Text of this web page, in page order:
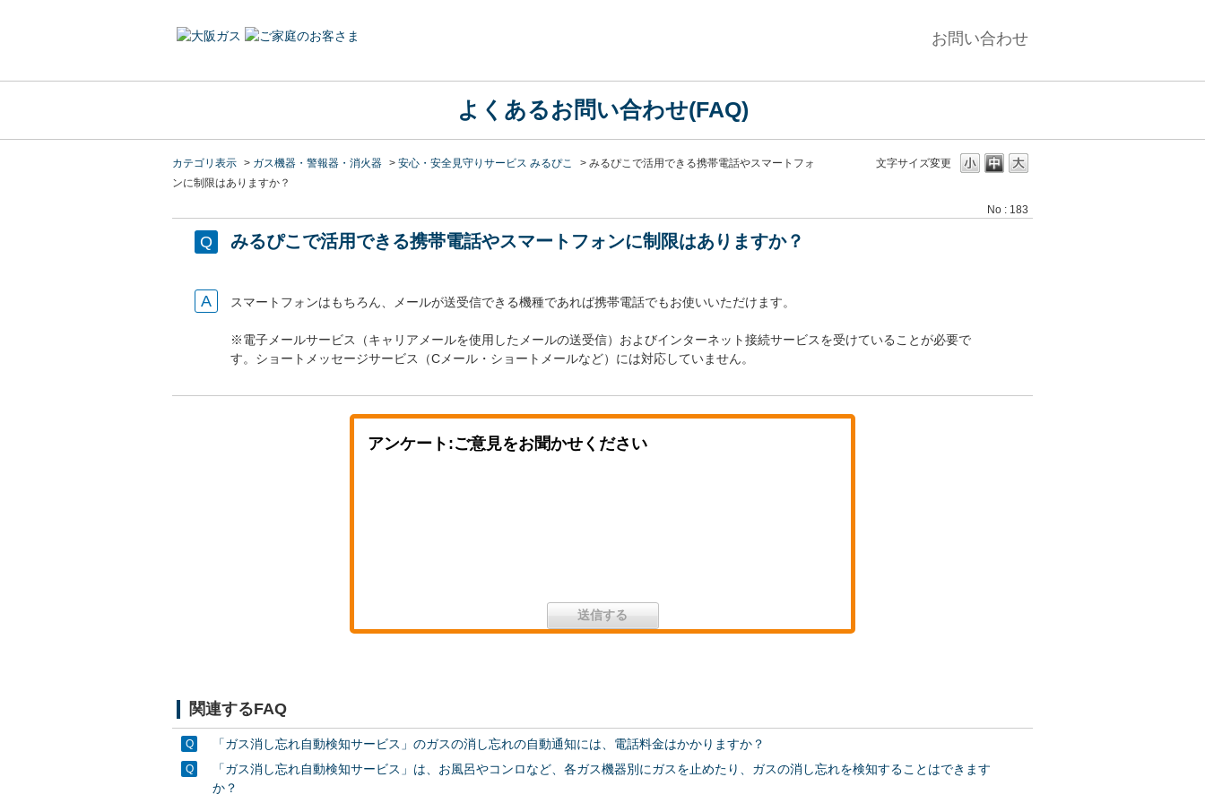
お問い合わせ
よくあるお問い合わせ(FAQ)
文字サイズ変更
カテゴリ表示 > ガス機器・警報器・消火器 > 安心・安全見守りサービス みるぴこ > みるぴこで活用できる携帯電話やスマートフォ
ンに制限はありますか？
No : 183
みるぴこで活用できる携帯電話やスマートフォンに制限はありますか？
スマートフォンはもちろん、メールが送受信できる機種であれば携帯電話でもお使いいただけます。
※電子メールサービス（キャリアメールを使用したメールの送受信）およびインターネット接続サービスを受けていることが必要で
す。ショートメッセージサービス（Cメール・ショートメールなど）には対応していません。
アンケート:ご意見をお聞かせください
関連するFAQ
「ガス消し忘れ自動検知サービス」のガスの消し忘れの自動通知には、電話料金はかかりますか？
「ガス消し忘れ自動検知サービス」は、お風呂やコンロなど、各ガス機器別にガスを止めたり、ガスの消し忘れを検知することはできます
か？